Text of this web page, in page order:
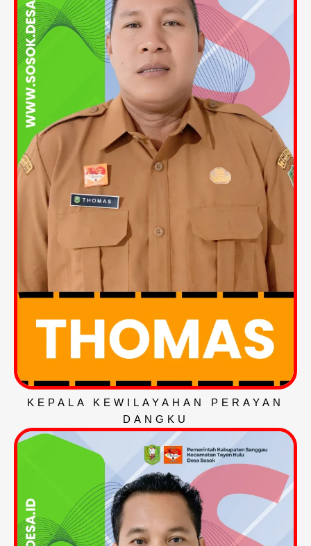
KEPALA KEWILAYAHAN PERAYAN
DANGKU